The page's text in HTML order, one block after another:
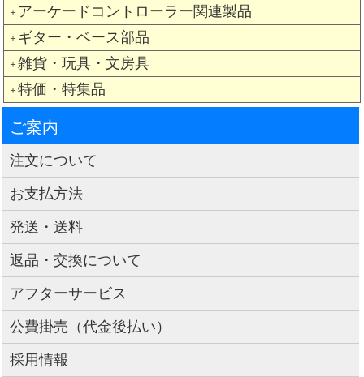
＋ アーケードコントローラー関連製品
＋ ギター・ベース部品
＋ 雑貨・玩具・文房具
＋ 特価・特集品
ご案内
注文について
お支払方法
発送・送料
返品・交換について
アフターサービス
公費掛売（代金後払い）
採用情報